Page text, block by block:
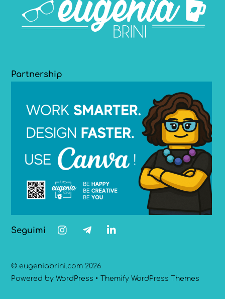
Partnership
Seguimi
© eugeniabrini.com 2026
Powered byWordPress • Themify WordPress Themes